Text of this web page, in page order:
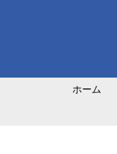
ホーム